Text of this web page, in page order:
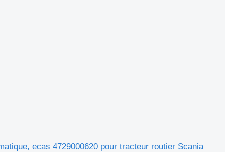
ecas 4729000620 pour tracteur routier Scania